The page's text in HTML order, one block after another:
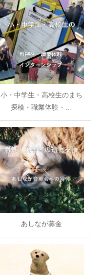
小・中学生・高校生のまち
探検・職業体験・…
あしなが募金